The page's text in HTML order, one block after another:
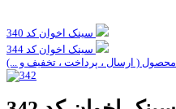
سینک اخوان کد 340
سینک اخوان کد 344
( ارسال ، پرداخت ، تخفیف و ...)